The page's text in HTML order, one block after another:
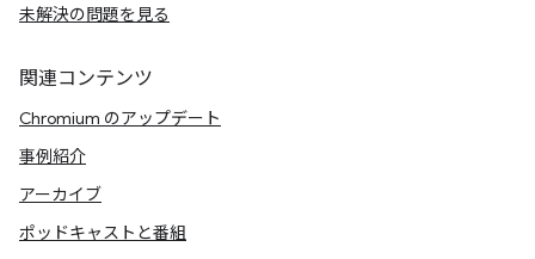
未解決の問題を見る
関連コンテンツ
Chromium のアップデート
事例紹介
アーカイブ
ポッドキャストと番組